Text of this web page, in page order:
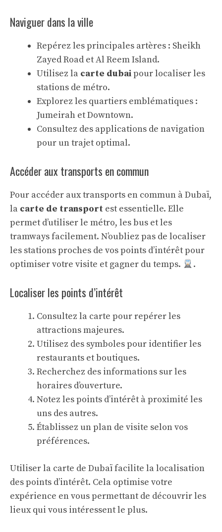
Naviguer dans la ville
Repérez les principales artères : Sheikh
Zayed Road et Al Reem Island.
Utilisez la carte dubaipour localiser les
stations de métro.
Explorez les quartiers emblématiques :
Jumeirah et Downtown.
Consultez des applications de navigation
pour un trajet optimal.
Accéder aux transports en commun
Pour accéder aux transports en commun à Dubaï,
la carte de transport est essentielle. Elle
permet d’utiliser le métro, les bus et les
tramways facilement. N’oubliez pas de localiser
les stations proches de vos points d’intérêt pour
optimiser votre visite et gagner du temps.
.
Localiser les points d’intérêt
Consultez la carte pour repérer les
attractions majeures.
Utilisez des symboles pour identifier les
restaurants et boutiques.
Recherchez des informations sur les
horaires d’ouverture.
Notez les points d’intérêt à proximité les
uns des autres.
Établissez un plan de visite selon vos
préférences.
Utiliser la carte de Dubaï facilite la localisation
des points d’intérêt. Cela optimise votre
expérience en vous permettant de découvrir les
lieux qui vous intéressent le plus.